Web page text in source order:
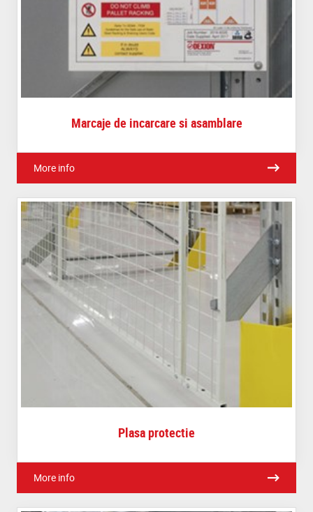
Marcaje de incarcare si asamblare
More info
Plasa protectie
More info